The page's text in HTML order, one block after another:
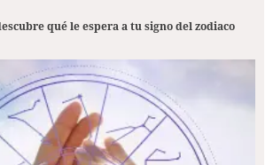
qué le espera a tu signo del zodiaco